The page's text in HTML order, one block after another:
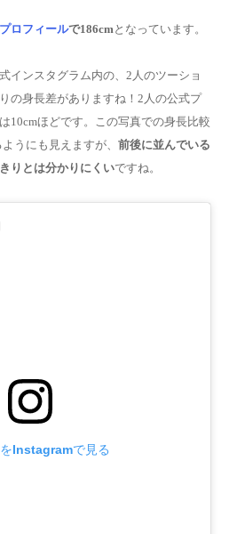
ロフィールで186cmとなっています。
インスタグラム内の、2人のツーショ
の身長差がありますね！ 2人の公式プ
10cmほどです。この写真での身長比較
うにも見えますが、 前後に並んでいる
りとは分かりにくいですね。
Instagramで見る